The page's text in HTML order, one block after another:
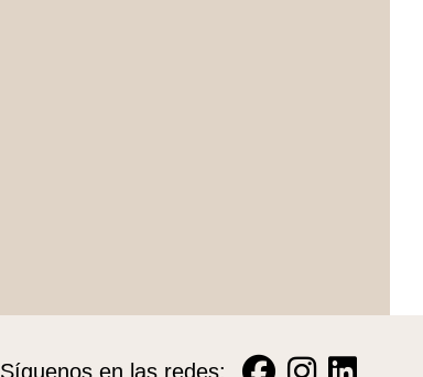
Síguenos en las redes: